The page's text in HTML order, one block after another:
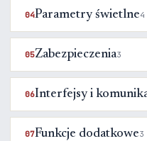
04Parametry świetlne4
05Zabezpieczenia3
06Interfejsy i
07Funkcje dodatkowe3